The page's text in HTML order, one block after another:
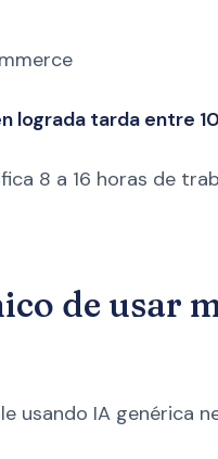
lograda tarda entre
8 a 16 horas de
de usar
usando IA genérica